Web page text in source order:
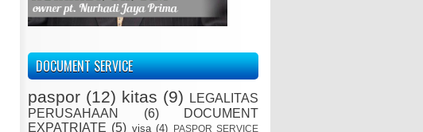
DOCUMENT SERVICE
paspor (12) kitas (9)
LEGALITAS
PERUSAHAAN
(6)
DOCUMENT
EXPATRIATE (5) visa (4)
PASPOR SERVICE